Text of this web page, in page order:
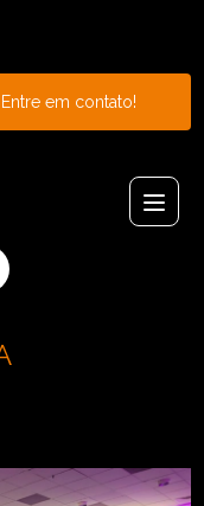
Entre em contato!
CONGRESSOS